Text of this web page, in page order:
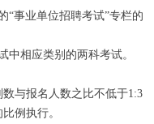
事业单位招聘考试”专栏的
相应类别的两科考试。
与报名人数之比不低于1:3
例执行。